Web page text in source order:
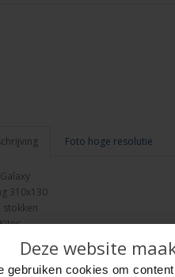
Foto hoge resolutie
310x130
stokken
Deze website
gebruiken cookies om